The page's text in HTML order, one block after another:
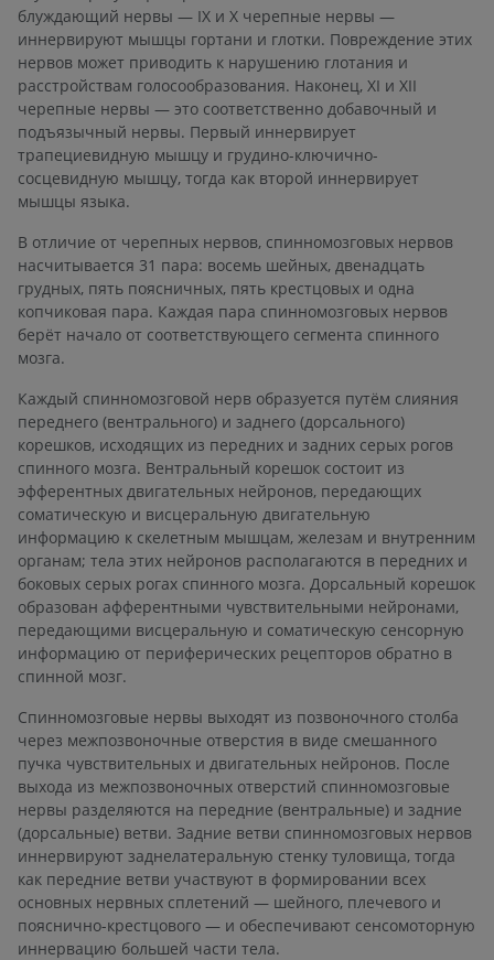
блуждающий нервы — IX и X черепные нервы —
иннервируют мышцы гортани и глотки. Повреждение этих
нервов может приводить к нарушению глотания и
расстройствам голосообразования. Наконец, XI и XII
черепные нервы — это соответственно добавочный и
подъязычный нервы. Первый иннервирует
трапециевидную мышцу и грудино-ключично-
сосцевидную мышцу, тогда как второй иннервирует
мышцы языка.
В отличие от черепных нервов, спинномозговых нервов
насчитывается 31 пара: восемь шейных, двенадцать
грудных, пять поясничных, пять крестцовых и одна
копчиковая пара. Каждая пара спинномозговых нервов
берёт начало от соответствующего сегмента спинного
мозга.
Каждый спинномозговой нерв образуется путём слияния
переднего (вентрального) и заднего (дорсального)
корешков, исходящих из передних и задних серых рогов
спинного мозга. Вентральный корешок состоит из
эфферентных двигательных нейронов, передающих
соматическую и висцеральную двигательную
информацию к скелетным мышцам, железам и внутренним
органам; тела этих нейронов располагаются в передних и
боковых серых рогах спинного мозга. Дорсальный корешок
образован афферентными чувствительными нейронами,
передающими висцеральную и соматическую сенсорную
информацию от периферических рецепторов обратно в
спинной мозг.
Спинномозговые нервы выходят из позвоночного столба
через межпозвоночные отверстия в виде смешанного
пучка чувствительных и двигательных нейронов. После
выхода из межпозвоночных отверстий спинномозговые
нервы разделяются на передние (вентральные) и задние
(дорсальные) ветви. Задние ветви спинномозговых нервов
иннервируют заднелатеральную стенку туловища, тогда
как передние ветви участвуют в формировании всех
основных нервных сплетений — шейного, плечевого и
пояснично-крестцового — и обеспечивают сенсомоторную
иннервацию большей части тела.